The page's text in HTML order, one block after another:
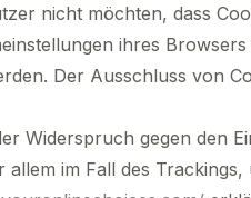
nicht möchten, dass
ihres
Der Ausschluss von
Widerspruch gegen den
allem im Fall des